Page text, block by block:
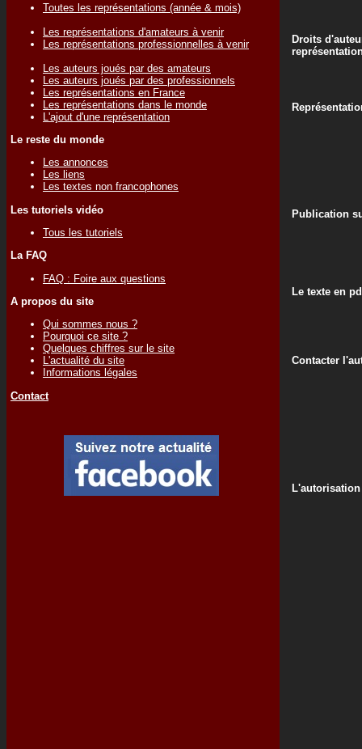
Toutes les représentations (année & mois)
Les représentations d'amateurs à venir
Les représentations professionnelles à venir
Les auteurs joués par des amateurs
Les auteurs joués par des professionnels
Les représentations en France
Les représentations dans le monde
L'ajout d'une représentation
Le reste du monde
Les annonces
Les liens
Les textes non francophones
Les tutoriels vidéo
Tous les tutoriels
La FAQ
FAQ : Foire aux questions
A propos du site
Qui sommes nous ?
Pourquoi ce site ?
Quelques chiffres sur le site
L'actualité du site
Informations légales
Contact
Droits
Publication
Le texte en
Contacter
L'autorisation